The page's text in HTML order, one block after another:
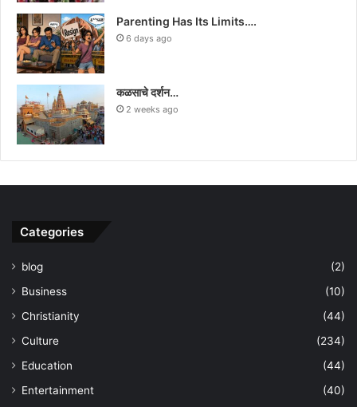
Parenting Has Its Limits….
6 days ago
कळसाचे दर्शन…
2 weeks ago
Categories
blog
(2)
Business
(10)
Christianity
(44)
Culture
(234)
Education
(44)
Entertainment
(40)